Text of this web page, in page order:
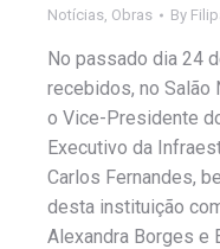
Notícias, Obras By
No passado dia 24
recebidos, no Salão
o Vice-Presidente
Executivo da
Carlos Fernandes,
desta instituição
Alexandra Borges e